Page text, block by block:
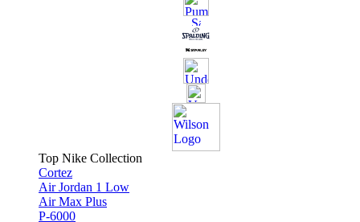
Top Nike Collection
Cortez
Air Jordan 1 Low
Air Max Plus
P-6000